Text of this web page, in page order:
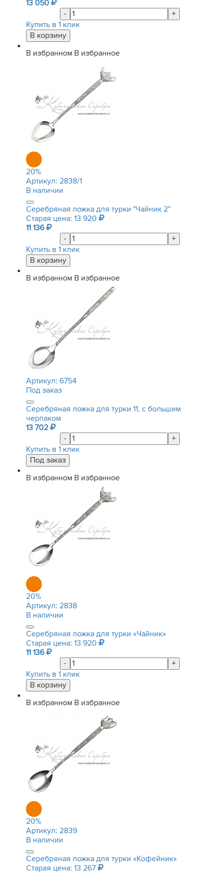
13 050
-
+
Купить в 1 клик
В избранном В избранное
20%
Артикул: 2838/1
В наличии
Серебряная ложка для турки "Чайник 2"
Старая цена: 13 920
11 136
-
+
Купить в 1 клик
В избранном В избранное
Артикул: 6754
Под заказ
Серебряная ложка для турки 11, с большим
черпаком
13 702
-
+
Купить в 1 клик
В избранном В избранное
20%
Артикул: 2838
В наличии
Серебряная ложка для турки «Чайник»
Старая цена: 13 920
11 136
-
+
Купить в 1 клик
В избранном В избранное
20%
Артикул: 2839
В наличии
Серебряная ложка для турки «Кофейник»
Старая цена: 13 267